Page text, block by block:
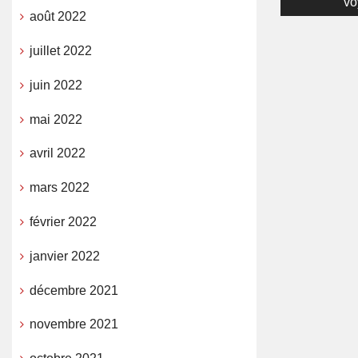
l’article
août 2022
juillet 2022
juin 2022
mai 2022
avril 2022
mars 2022
février 2022
janvier 2022
décembre 2021
novembre 2021